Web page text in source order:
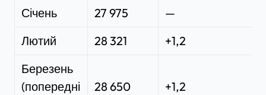
Січень
27 975 —
Лютий
28 321 +1,2
Березень
(попередні
28 650 +1,2